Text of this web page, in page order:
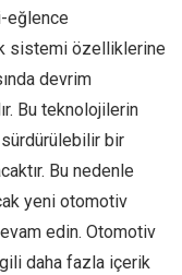
eğlence
sistemi özelliklerine
devrim
Bu teknolojilerin
bir
Bu nedenle
yeni otomotiv
edin. Otomotiv
daha fazla içerik